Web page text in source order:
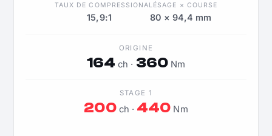
TAUX DE COMPRESSION
15,9:1
ALÉSAGE × COURSE
80 × 94,4 mm
ORIGINE
164 ch · 360Nm
STAGE 1
200ch · 440 Nm